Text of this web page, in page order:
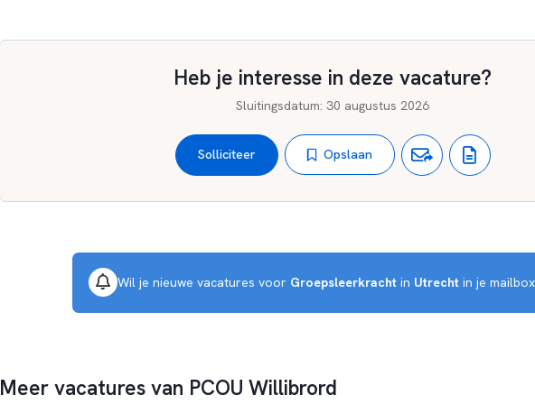
Heb je interesse in deze vacature?
Sluitingsdatum: 30 augustus 2026
Solliciteer Opslaan
Wil je nieuwe vacatures voor Groepsleerkracht in Utrecht in je
Meer vacatures van PCOU Willibrord